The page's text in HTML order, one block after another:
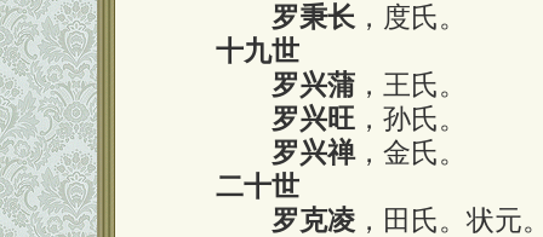
罗秉长 ，度氏。
十九世
罗兴蒲 ，王氏。
罗兴旺 ，孙氏。
罗兴禅，金氏。
二十世
罗克凌 ，田氏。状元